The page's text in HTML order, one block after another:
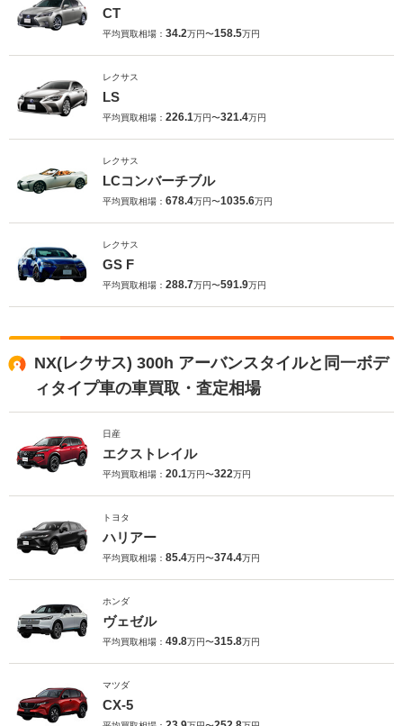
CT
平均買取相場： 34.2万円〜158.5万円
レクサス
LS
平均買取相場： 226.1万円〜321.4万円
レクサス
LCコンバーチブル
平均買取相場： 678.4万円〜1035.6万円
レクサス
GS F
平均買取相場： 288.7万円〜591.9万円
NX(レクサス) 300h アーバンスタイルと同一ボデ
ィタイプ車の車買取・査定相場
日産
エクストレイル
平均買取相場： 20.1万円〜322万円
トヨタ
ハリアー
平均買取相場： 85.4万円〜374.4万円
ホンダ
ヴェゼル
平均買取相場： 49.8万円〜315.8万円
マツダ
CX-5